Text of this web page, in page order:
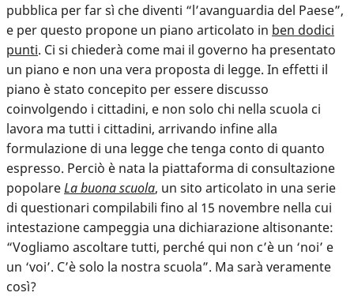
pubblica per far sì che diventi “l’avanguardia del Paese”,
e per questo propone un piano articolato in ben dodici
punti. Ci si chiederà come mai il governo ha presentato
un piano e non una vera proposta di legge. In effetti il
piano è stato concepito per essere discusso
coinvolgendo i cittadini, e non solo chi nella scuola ci
lavora ma tutti i cittadini, arrivando infine alla
formulazione di una legge che tenga conto di quanto
espresso. Perciò è nata la piattaforma di consultazione
popolareLa buona scuola, un sito articolato in una serie
di questionari compilabili fino al 15 novembre nella cui
intestazione campeggia una dichiarazione altisonante:
“Vogliamo ascoltare tutti, perché qui non c’è un ‘noi’ e
un ‘voi’. C’è solo la nostra scuola”. Ma sarà veramente
così?